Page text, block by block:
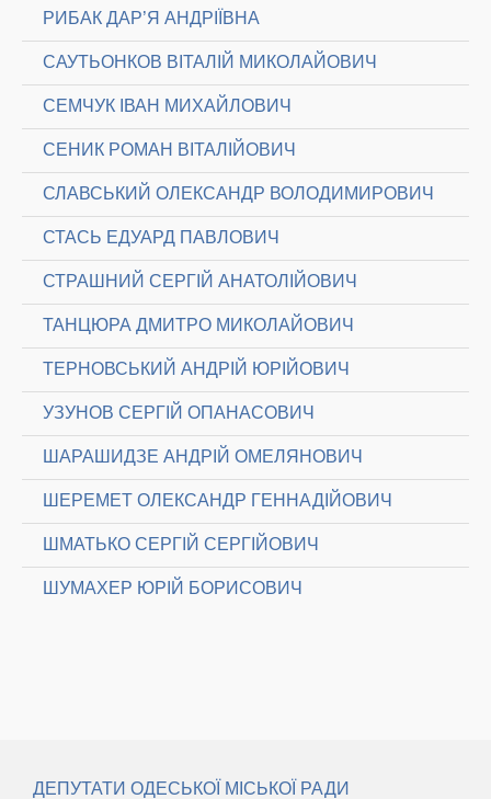
РИБАК ДАР’Я АНДРІЇВНА
САУТЬОНКОВ ВІТАЛІЙ МИКОЛАЙОВИЧ
СЕМЧУК ІВАН МИХАЙЛОВИЧ
СЕНИК РОМАН ВІТАЛІЙОВИЧ
СЛАВСЬКИЙ ОЛЕКСАНДР ВОЛОДИМИРОВИЧ
СТАСЬ ЕДУАРД ПАВЛОВИЧ
СТРАШНИЙ СЕРГІЙ АНАТОЛІЙОВИЧ
ТАНЦЮРА ДМИТРО МИКОЛАЙОВИЧ
ТЕРНОВСЬКИЙ АНДРІЙ ЮРІЙОВИЧ
УЗУНОВ СЕРГІЙ ОПАНАСОВИЧ
ШАРАШИДЗЕ АНДРІЙ ОМЕЛЯНОВИЧ
ШЕРЕМЕТ ОЛЕКСАНДР ГЕННАДІЙОВИЧ
ШМАТЬКО СЕРГІЙ СЕРГІЙОВИЧ
ШУМАХЕР ЮРІЙ БОРИСОВИЧ
ДЕПУТАТИ ОДЕСЬКОЇ МІСЬКОЇ РАДИ